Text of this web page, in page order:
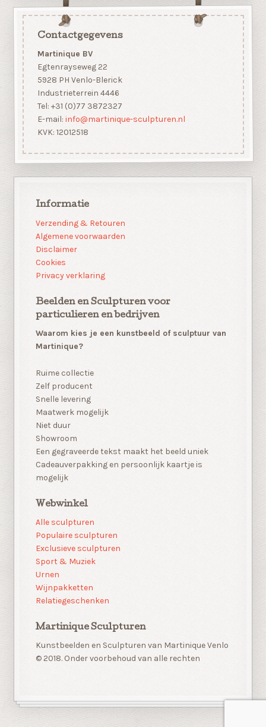
Contactgegevens
Martinique BV
Egtenrayseweg 22
5928 PH Venlo-Blerick
Industrieterrein 4446
Tel: +31 (0)77 3872327
E-mail: info@martinique-sculpturen.nl
KVK: 12012518
Informatie
Verzending & Retouren
Algemene voorwaarden
Disclaimer
Cookies
Privacy verklaring
Beelden en Sculpturen voor
particulieren en bedrijven
Waarom kies je een kunstbeeld of sculptuur van
Martinique?
Ruime collectie
Zelf producent
Snelle levering
Maatwerk mogelijk
Niet duur
Showroom
Een gegraveerde tekst maakt het beeld uniek
Cadeauverpakking en persoonlijk kaartje is
mogelijk
Webwinkel
Alle sculpturen
Populaire sculpturen
Exclusieve sculpturen
Sport & Muziek
Urnen
Wijnpakketten
Relatiegeschenken
Martinique Sculpturen
Kunstbeelden en Sculpturen van Martinique Venlo
© 2018. Onder voorbehoud van alle rechten